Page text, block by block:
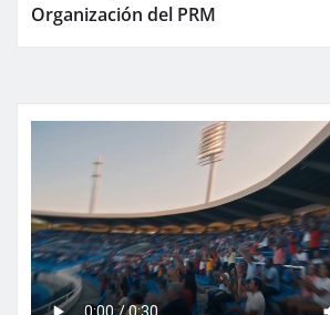
Organización del PRM